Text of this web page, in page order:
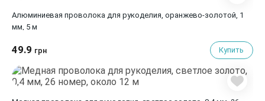
Алюминиевая проволока для рукоделия, оранжево-золотой, 1
мм, 5 м
49.9 грн Купить